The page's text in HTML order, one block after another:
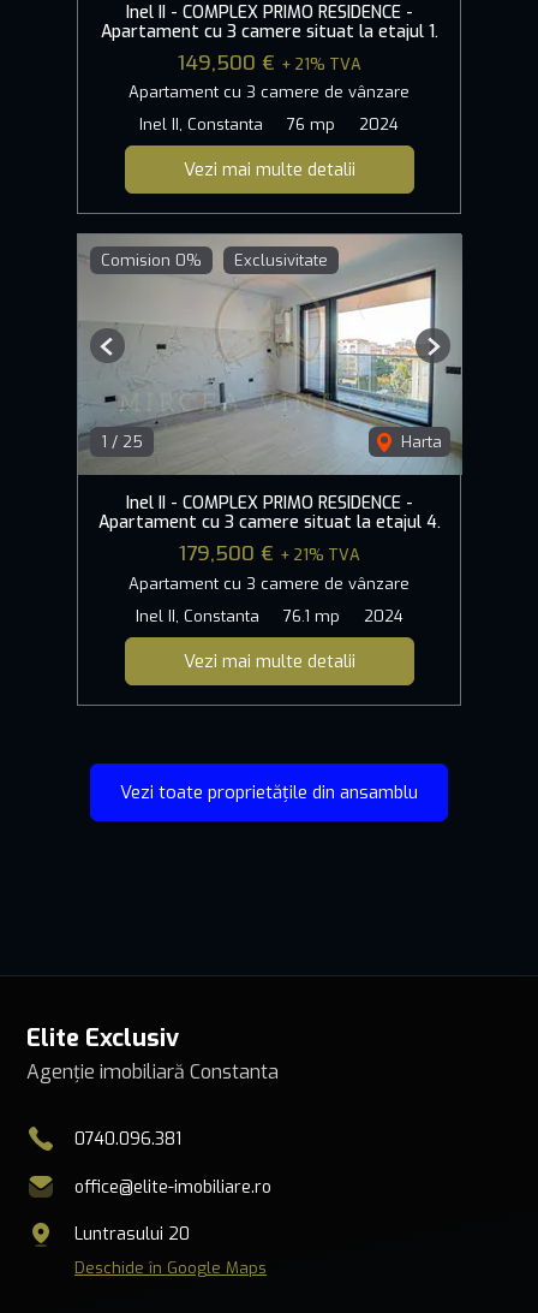
Inel II - COMPLEX PRIMO RESIDENCE -
Apartament cu 3 camere situat la etajul 1.
149,500 € + 21% TVA
Apartament cu 3 camere de vânzare
Inel II, Constanta
76 mp 2024
Vezi mai multe detalii
Comision 0% Exclusivitate
1 / 25 Harta
Previous Next
Inel II - COMPLEX PRIMO RESIDENCE -
Apartament cu 3 camere situat la etajul 4.
179,500 € + 21% TVA
Apartament cu 3 camere de vânzare
Inel II, Constanta
76.1 mp 2024
Vezi mai multe detalii
Vezi toate proprietățile din ansamblu
Elite Exclusiv
Agenție imobiliară Constanta
0740.096.381
office@elite-imobiliare.ro
Luntrasului 20
Deschide în Google Maps